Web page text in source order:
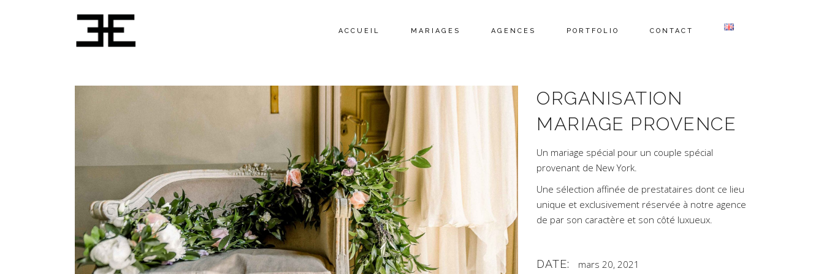
ACCUEIL MARIAGES AGENCES PORTFOLIO CONTACT
ORGANISATION
MARIAGE PROVENCE
Un mariage spécial pour un couple spécial
provenant de New York.
Une sélection affinée de prestataires dont ce lieu
unique et exclusivement réservée à notre agence
de par son caractère et son côté luxueux.
DATE: mars 20, 2021